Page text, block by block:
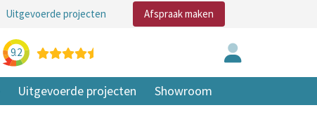
Uitgevoerde projecten Afspraak maken
9.2
Uitgevoerde projecten Showroom